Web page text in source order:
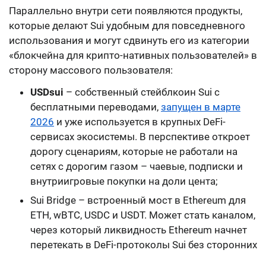
Параллельно внутри сети появляются продукты,
которые делают Sui удобным для повседневного
использования и могут сдвинуть его из категории
«блокчейна для крипто-нативных пользователей» в
сторону массового пользователя:
USDsui – собственный стейблкоин Sui с
бесплатными переводами, запущен в марте
2026 и уже используется в крупных DeFi-
сервисах экосистемы. В перспективе откроет
дорогу сценариям, которые не работали на
сетях с дорогим газом – чаевые, подписки и
внутриигровые покупки на доли цента;
Sui Bridge – встроенный мост в Ethereum для
ETH, wBTC, USDC и USDT. Может стать каналом,
через который ликвидность Ethereum начнет
перетекать в DeFi-протоколы Sui без сторонних